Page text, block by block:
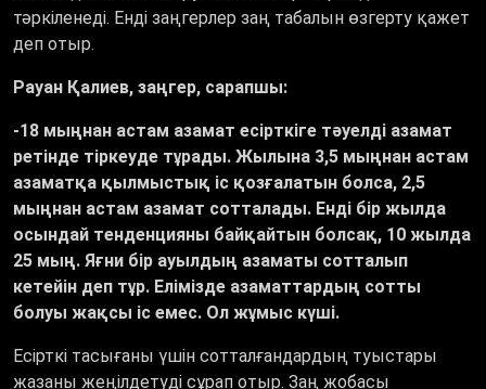
тәркіленеді. Енді заңгерлер заң табалын өзгерту қажет
деп отыр.
Рауан Қалиев, заңгер, сарапшы:
-18 мыңнан астам азамат есірткіге тәуелді азамат
ретінде тіркеуде тұрады. Жылына 3,5 мыңнан астам
азаматқа қылмыстық іс қозғалатын болса, 2,5
мыңнан астам азамат сотталады. Енді бір жылда
осындай тенденцияны байқайтын болсақ, 10 жылда
25 мың. Яғни бір ауылдың азаматы сотталып
кетейін деп тұр. Елімізде азаматтардың сотты
болуы жақсы іс емес. Ол жұмыс күші.
Есірткі тасығаны үшін сотталғандардың туыстары
жазаны жеңілдетуді сұрап отыр. Заң жобасы